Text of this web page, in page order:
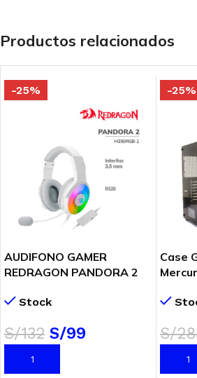
Productos relacionados
-25%
AUDIFONO GAMER
REDRAGON PANDORA 2
| 3.5 MM | WHITE
Stock
S/132 S/99
AÑADIR AL CARRITO
-25%
Case
S/